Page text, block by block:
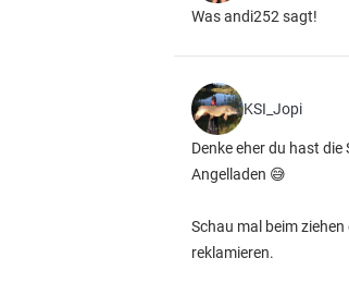
Was andi252 sagt!
KSI_Jopi
Denke eher du hast
Angelladen 😅
Schau mal beim
reklamieren.